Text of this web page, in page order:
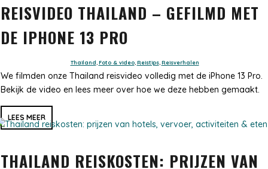
REISVIDEO THAILAND – GEFILMD MET
DE IPHONE 13 PRO
Thailand Foto & video, Reistips, Reisverhalen
We filmden onze Thailand reisvideo volledig met de iPhone 13 Pro.
Bekijk de video en lees meer over hoe we deze hebben gemaakt.
LEES MEER
THAILAND REISKOSTEN: PRIJZEN VAN